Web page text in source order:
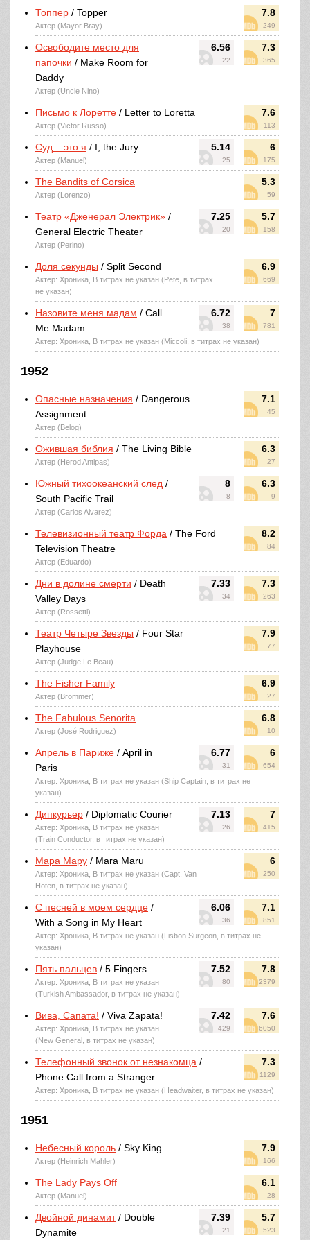
7.8
249
Топпер / Topper
Актер (Mayor Bray)
6.56
22
7.3
365
Освободите место для
папочки / Make Room for
Daddy
Актер (Uncle Nino)
7.6
113
Письмо к Лоретте / Letter to Loretta
Актер (Victor Russo)
5.14
25
6
175
Суд – это я / I, the Jury
Актер (Manuel)
5.3
59
The Bandits of Corsica
Актер (Lorenzo)
7.25
20
5.7
158
Театр «Дженерал Электрик» /
General Electric Theater
Актер (Perino)
6.9
669
Доля секунды / Split Second
Актер: Хроника, В титрах не указан (Pete, в титрах
не указан)
6.72
38
7
781
Назовите меня мадам / Call
Me Madam
Актер: Хроника, В титрах не указан (Miccoli, в титрах не указан)
1952
7.1
45
Опасные назначения / Dangerous
Assignment
Актер (Belog)
6.3
27
Ожившая библия / The Living Bible
Актер (Herod Antipas)
8
8
6.3
9
Южный тихоокеанский след /
South Pacific Trail
Актер (Carlos Alvarez)
8.2
84
Телевизионный театр Форда / The Ford
Television Theatre
Актер (Eduardo)
7.33
34
7.3
263
Дни в долине смерти / Death
Valley Days
Актер (Rossetti)
7.9
77
Театр Четыре Звезды / Four Star
Playhouse
Актер (Judge Le Beau)
6.9
27
The Fisher Family
Актер (Brommer)
6.8
10
The Fabulous Senorita
Актер (José Rodriguez)
6.77
31
6
654
Апрель в Париже / April in
Paris
Актер: Хроника, В титрах не указан (Ship Captain, в титрах не
указан)
7.13
26
7
415
Дипкурьер / Diplomatic Courier
Актер: Хроника, В титрах не указан
(Train Conductor, в титрах не указан)
6
250
Мара Мару / Mara Maru
Актер: Хроника, В титрах не указан (Capt. Van
Hoten, в титрах не указан)
6.06
36
7.1
851
С песней в моем сердце /
With a Song in My Heart
Актер: Хроника, В титрах не указан (Lisbon Surgeon, в титрах не
указан)
7.52
80
7.8
2379
Пять пальцев / 5 Fingers
Актер: Хроника, В титрах не указан
(Turkish Ambassador, в титрах не указан)
7.42
429
7.6
6050
Вива, Сапата! / Viva Zapata!
Актер: Хроника, В титрах не указан
(New General, в титрах не указан)
7.3
1129
Телефонный звонок от незнакомца /
Phone Call from a Stranger
Актер: Хроника, В титрах не указан (Headwaiter, в титрах не указан)
1951
7.9
166
Небесный король / Sky King
Актер (Heinrich Mahler)
6.1
28
The Lady Pays Off
Актер (Manuel)
7.39
21
5.7
523
Двойной динамит/ Double
Dynamite